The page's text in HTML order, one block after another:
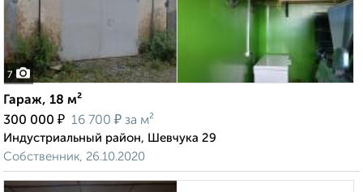
7
Гараж, 18 м²
300 000 ₽ 16 700 ₽ за м²
Индустриальный район, Шевчука 29
Собственник, 26.10.2020